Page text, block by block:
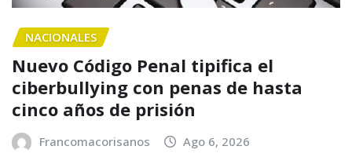
NACIONALES
Nuevo Código Penal tipifica el
ciberbullying con penas de hasta
cinco años de prisión
Francomacorisanos Ago 6, 2026